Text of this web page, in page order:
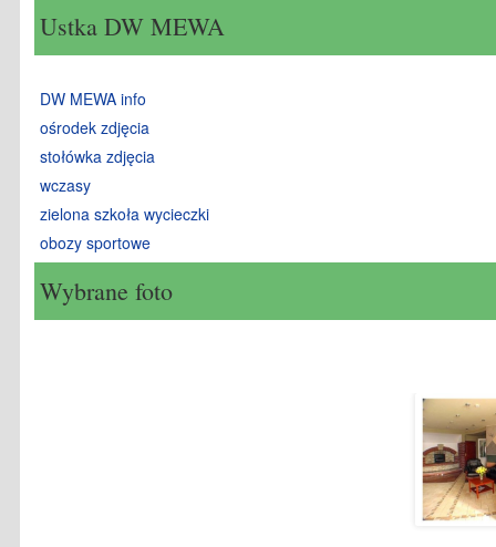
Ustka DW MEWA
DW MEWA info
ośrodek zdjęcia
stołówka zdjęcia
wczasy
zielona szkoła wycieczki
obozy sportowe
Wybrane foto